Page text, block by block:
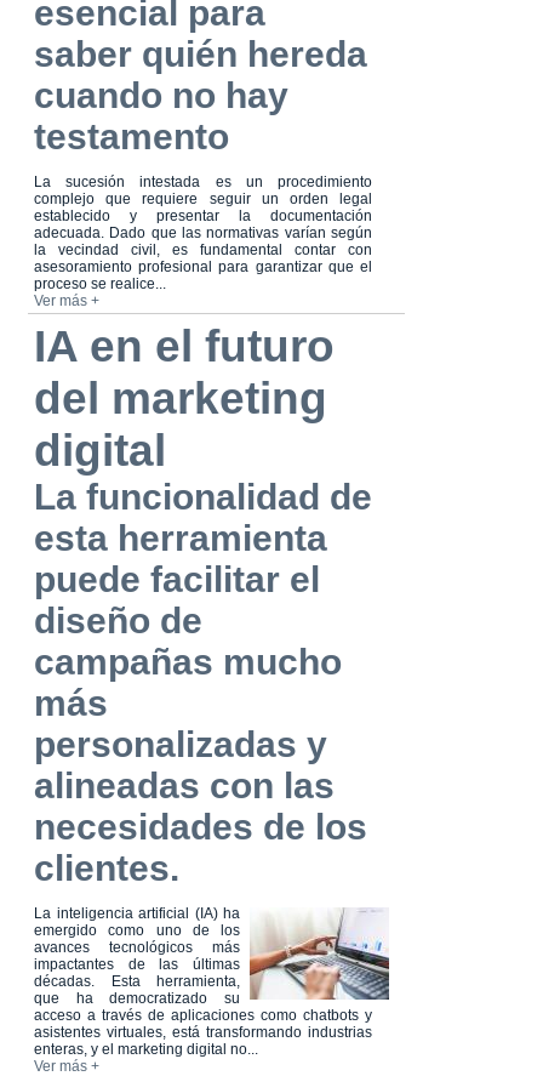
esencial para
saber quién hereda
cuando no hay
testamento
La sucesión intestada es un procedimiento
complejo que requiere seguir un orden legal
establecido y presentar la documentación
adecuada. Dado que las normativas varían según
la vecindad civil, es fundamental contar con
asesoramiento profesional para garantizar que el
proceso se realice...
Ver más +
IA en el futuro
del marketing
digital
La funcionalidad de
esta herramienta
puede facilitar el
diseño de
campañas mucho
más
personalizadas y
alineadas con las
necesidades de los
clientes.
La inteligencia artificial (IA) ha
emergido como uno de los
avances tecnológicos más
impactantes de las últimas
décadas. Esta herramienta,
que ha democratizado su
acceso a través de aplicaciones como chatbots y
asistentes virtuales, está transformando industrias
enteras, y el marketing digital no...
Ver más +